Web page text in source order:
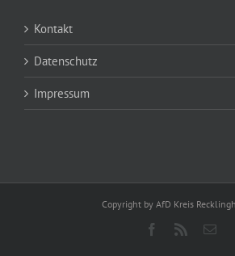
Kontakt
Datenschutz
Impressum
Copyright by AfD Kreis
Facebook
Rss
E-